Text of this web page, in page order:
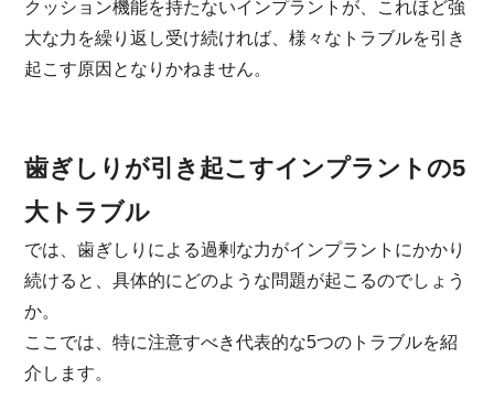
クッション機能を持たないインプラントが、これほど強
大な力を繰り返し受け続ければ、様々なトラブルを引き
起こす原因となりかねません。
歯ぎしりが引き起こすインプラントの5
大トラブル
では、歯ぎしりによる過剰な力がインプラントにかかり
続けると、具体的にどのような問題が起こるのでしょう
か。
ここでは、特に注意すべき代表的な5つのトラブルを紹
介します。